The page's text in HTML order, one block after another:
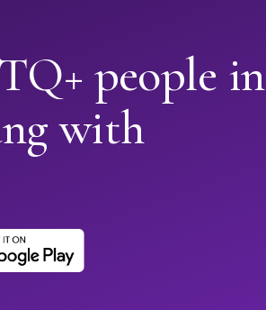
people in
with